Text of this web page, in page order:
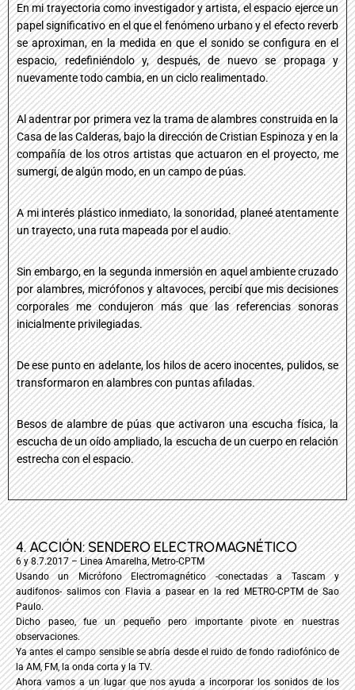
En mi trayectoria como investigador y artista, el espacio ejerce un
papel significativo en el que el fenómeno urbano y el efecto reverb
se aproximan, en la medida en que el sonido se configura en el
espacio, redefiniéndolo y, después, de nuevo se propaga y
nuevamente todo cambia, en un ciclo realimentado.
Al adentrar por primera vez la trama de alambres construida en la
Casa de las Calderas, bajo la dirección de Cristian Espinoza y en la
compañía de los otros artistas que actuaron en el proyecto, me
sumergí, de algún modo, en un campo de púas.
A mi interés plástico inmediato, la sonoridad, planeé atentamente
un trayecto, una ruta mapeada por el audio.
Sin embargo, en la segunda inmersión en aquel ambiente cruzado
por alambres, micrófonos y altavoces, percibí que mis decisiones
corporales me condujeron más que las referencias sonoras
inicialmente privilegiadas.
De ese punto en adelante, los hilos de acero inocentes, pulidos, se
transformaron en alambres con puntas afiladas.
Besos de alambre de púas que activaron una escucha física, la
escucha de un oído ampliado, la escucha de un cuerpo en relación
estrecha con el espacio.
4. ACCIÓN: SENDERO ELECTROMAGNÉTICO
6 y 8.7.2017 – Linea Amarelha, Metro-CPTM
Usando un Micrófono Electromagnético -conectadas a Tascam y
audifonos- salimos con Flavia a pasear en la red METRO-CPTM de Sao
Paulo.
Dicho paseo, fue un pequeño pero importante pivote en nuestras
observaciones.
Ya antes el campo sensible se abría desde el ruido de fondo radiofónico de
la AM, FM, la onda corta y la TV.
Ahora vamos a un lugar que nos ayuda a incorporar los sonidos de los